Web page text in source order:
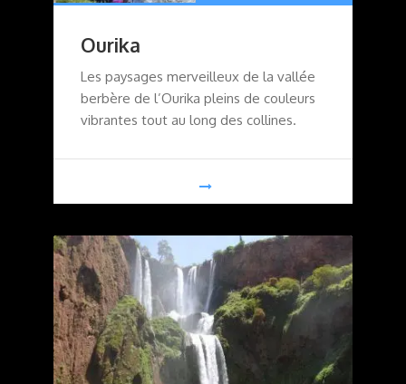
Ourika
Les paysages merveilleux de la vallée
berbère de l’Ourika pleins de couleurs
vibrantes tout au long des collines.